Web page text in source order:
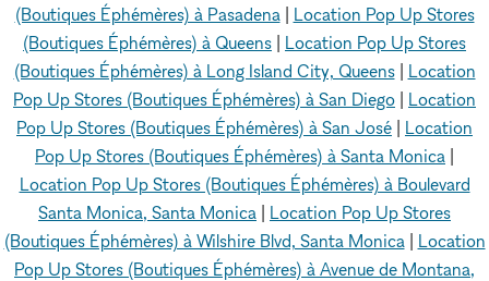
(Boutiques Éphémères) à Pasadena| Location Pop Up Stores
(Boutiques Éphémères) à Queens
Location Pop Up Stores
(Boutiques Éphémères) à Long Island City, Queens| Location
Pop Up Stores (Boutiques Éphémères) à San Diego
Location
Pop Up Stores (Boutiques Éphémères) à San José
Location
Pop Up Stores (Boutiques Éphémères) à Santa Monica
Location Pop Up Stores (Boutiques Éphémères) à Boulevard
Santa Monica, Santa Monica
Location Pop Up Stores
(Boutiques Éphémères) à Wilshire Blvd, Santa Monica| Location
Pop Up Stores (Boutiques Éphémères) à Avenue de Montana,